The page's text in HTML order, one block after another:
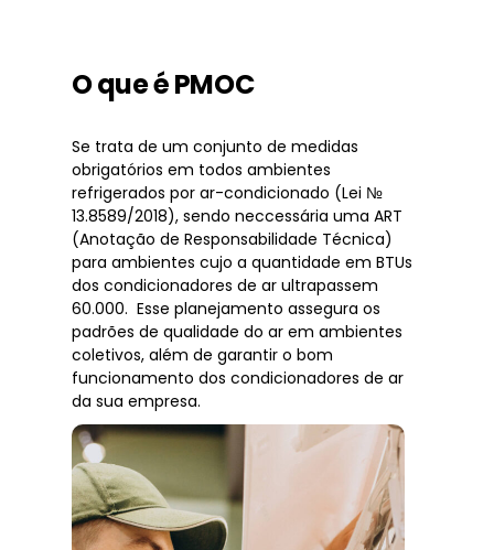
O que é PMOC
Se trata de um conjunto de medidas
obrigatórios em todos ambientes
refrigerados por ar-condicionado (Lei №
13.8589/2018), sendo neccessária uma ART
(Anotação de Responsabilidade Técnica)
para ambientes cujo a quantidade em BTUs
dos condicionadores de ar ultrapassem
60.000. Esse planejamento assegura os
padrões de qualidade do ar em ambientes
coletivos, além de garantir o bom
funcionamento dos condicionadores de ar
da sua empresa.